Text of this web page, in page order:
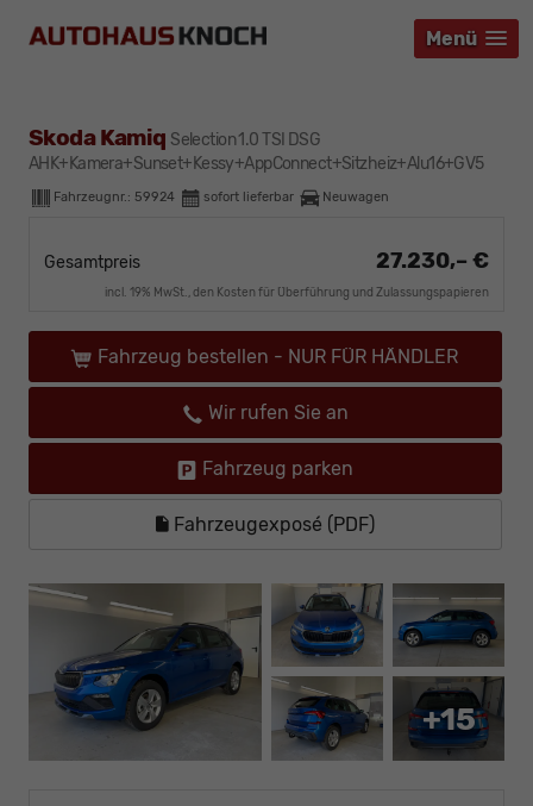
Menü
Menü
Menü
Skoda Kamiq Selection 1.0 TSI DSG
AHK+Kamera+Sunset+Kessy+AppConnect+Sitzheiz+Alu16+GV5
Fahrzeugnr.: 59924 sofort lieferbar Neuwagen
Gesamtpreis 27.230,– €
incl. 19% MwSt., den Kosten für Überführung und Zulassungspapieren
Fahrzeug bestellen - NUR FÜR HÄNDLER
Wir rufen Sie an
Fahrzeug parken
Fahrzeugexposé (PDF)
+15